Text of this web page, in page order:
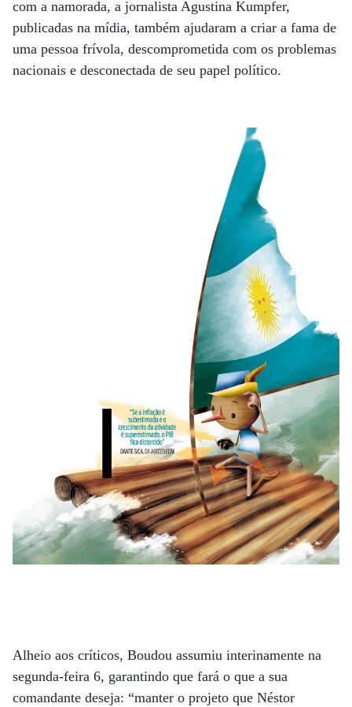
com a namorada, a jornalista Agustina Kumpfer,
publicadas na mídia, também ajudaram a criar a fama de
uma pessoa frívola, descomprometida com os problemas
nacionais e desconectada de seu papel político.
Alheio aos críticos, Boudou assumiu interinamente na
segunda-feira 6, garantindo que fará o que a sua
comandante deseja: “manter o projeto que Néstor